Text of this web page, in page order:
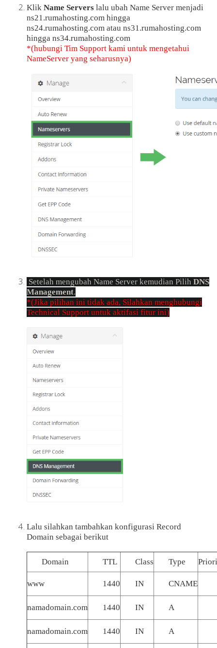
Klik Name Servers lalu ubah Name Server menjadi
ns21.rumahosting.com hingga
ns24.rumahosting.com atau ns31.rumahosting.com
hingga ns34.rumahosting.com
*(hubungi Tim Support kami untuk mengetahui
NameServer yang seharusnya)
Setelah mengubah Name Server kemudian Pilih DNS
Management.
*(Jika pilihan ini tidak ada, Silahkan menghubungi
Technical Support untuk aktifasi fitur ini)
Lalu silahkan tambahkan konfigurasi Record
Domain sebagai berikut
Domain TTL Class Type
www 1440 IN CNAME
namadomain.com 1440 IN A
namadomain.com 1440 IN A